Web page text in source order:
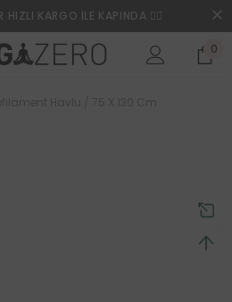
HIZLI KARGO İLE KAPINDA ❤️‍🔥
0